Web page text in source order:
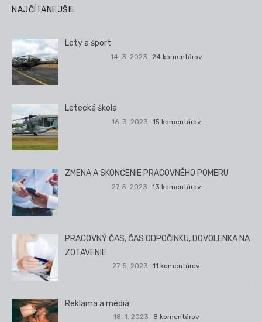
NAJČÍTANEJŠIE
Lety a šport
14. 3. 2023 24 komentárov
Letecká škola
16. 3. 2023 15 komentárov
ZMENA A SKONČENIE PRACOVNÉHO POMERU
27. 5. 2023 13 komentárov
PRACOVNÝ ČAS, ČAS ODPOČINKU, DOVOLENKA NA
ZOTAVENIE
27. 5. 2023 11 komentárov
Reklama a médiá
18. 1. 2023 8 komentárov